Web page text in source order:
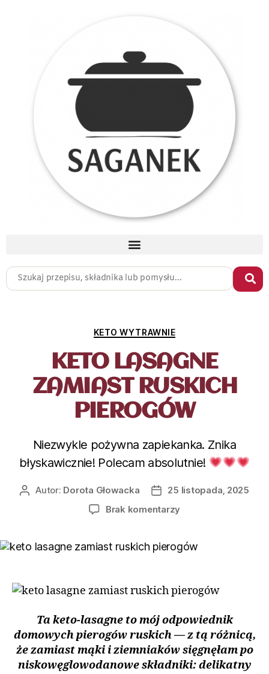
KETO WYTRAWNIE
KETO LASAGNE
ZAMIAST RUSKICH
PIEROGÓW
Niezwykle pożywna zapiekanka. Znika
błyskawicznie! Polecam absolutnie!
Autor: Dorota Głowacka
25 listopada, 2025
Brak komentarzy
Ta keto-lasagne to mój odpowiednik
domowych pierogów ruskich — z tą różnicą,
że zamiast mąki i ziemniaków sięgnęłam po
niskowęglowodanowe składniki: delikatny